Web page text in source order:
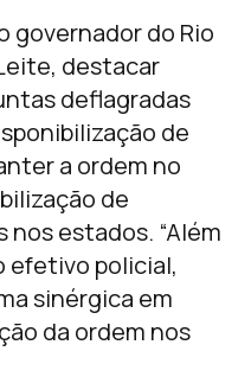
governador do Rio
destacar
deflagradas
de
a ordem no
de
estados. “Além
efetivo policial,
sinérgica em
da ordem nos